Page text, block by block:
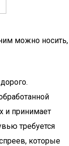
можно носить,
и принимает
требуется
которые